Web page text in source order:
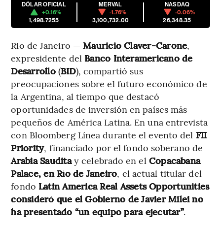
DÓLAR OFICIAL
+0.16%
1,498.7255
MERVAL
-1.76%
3,100,732.00
NASDAQ
-0.06%
26,348.35
Rio de Janeiro —Mauricio Claver-Carone,
expresidente del Banco Interamericano de
Desarrollo(BID), compartió sus
preocupaciones sobre el futuro económico de
la Argentina, al tiempo que destacó
oportunidades de inversión en países más
pequeños de América Latina. En una entrevista
con Bloomberg Línea durante el evento del FII
Priority, financiado por el fondo soberano de
Arabia Sauditay celebrado en el Copacabana
Palace, en Río de Janeiro, el actual titular del
fondo Latin America Real Assets Opportunities
consideró que el Gobierno de Javier Milei no
ha presentado “un equipo para ejecutar”.